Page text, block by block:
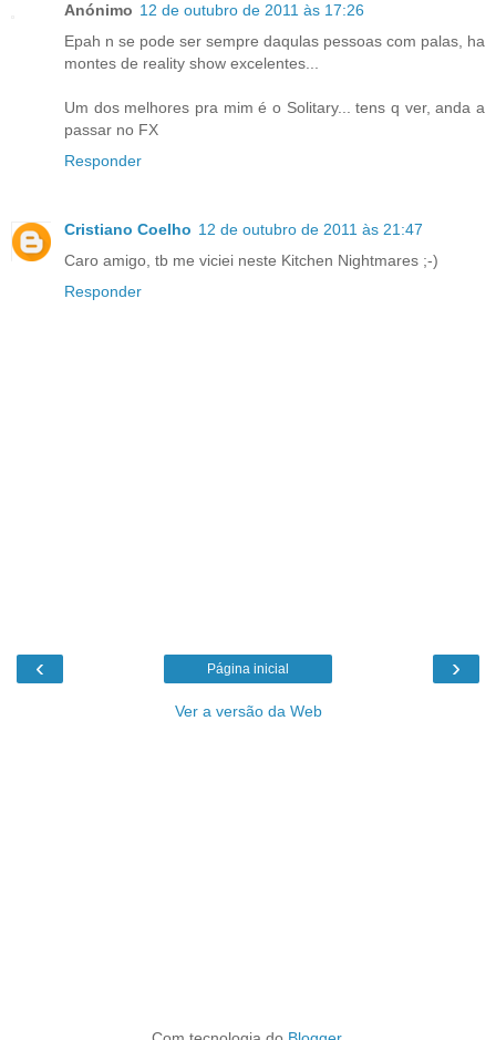
Anónimo 12 de outubro de 2011 às 17:26
Epah n se pode ser sempre daqulas pessoas com palas, ha
montes de reality show excelentes...
Um dos melhores pra mim é o Solitary... tens q ver, anda a
passar no FX
Responder
Cristiano Coelho 12 de outubro de 2011 às 21:47
Caro amigo, tb me viciei neste Kitchen Nightmares ;-)
Responder
‹ ›
Página inicial
Ver a versão da Web